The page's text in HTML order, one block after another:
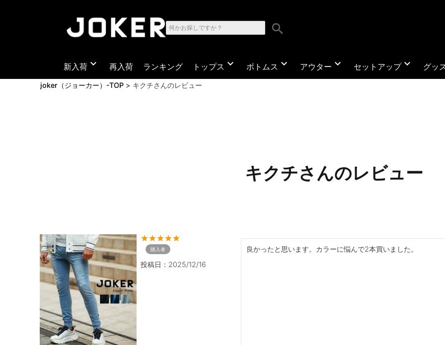
search
新入荷 expand_more 再入荷 ランキング トップス expand_more ボトムス expand_more アウター expand_more セットアップexpand_more グッ
joker（ジョーカー）-TOP キクチさんのレビュー
キクチさんのレビュー
購入者
投稿日 2025/12/16
良かったと思います。カラーに悩んで2本買いました。